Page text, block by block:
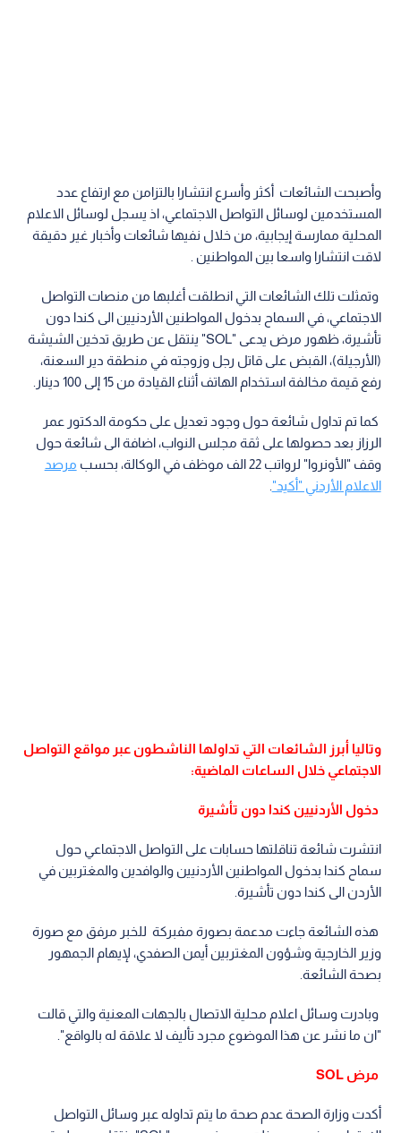
وأصبحت الشائعات أكثر وأسرع انتشارا بالتزامن مع ارتفاع عدد
المستخدمين لوسائل التواصل الاجتماعي، اذ يسجل لوسائل الاعلام
المحلية ممارسة إيجابية، من خلال نفيها شائعات وأخبار غير دقيقة
لاقت انتشارا واسعا بين المواطنين .
وتمثلت تلك الشائعات التي انطلقت أغلبها من منصات التواصل
الاجتماعي، في السماح بدخول المواطنين الأردنيين الى كندا دون
تأشيرة، ظهور مرض يدعى "SOL" ينتقل عن طريق تدخين الشيشة
(الأرجيلة)، القبض على قاتل رجل وزوجته في منطقة دير السعنة،
رفع قيمة مخالفة استخدام الهاتف أثناء القيادة من 15 إلى 100 دينار.
كما تم تداول شائعة حول وجود تعديل على حكومة الدكتور عمر
الرزاز بعد حصولها على ثقة مجلس النواب، اضافة الى شائعة حول
وقف "الأونروا" لرواتب 22 الف موظف في الوكالة، بحسب
مرصد
الاعلام الأردني "أكيد"
وتاليا أبرز الشائعات التي تداولها الناشطون عبر مواقع التواصل
الاجتماعي خلال الساعات الماضية:
دخول الأردنيين كندا دون تأشيرة
انتشرت شائعة تناقلتها حسابات على التواصل الاجتماعي حول
سماح كندا بدخول المواطنين الأردنيين والوافدين والمغتربين في
الأردن الى كندا دون تأشيرة.
هذه الشائعة جاءت مدعمة بصورة مفبركة للخبر مرفق مع صورة
وزير الخارجية وشؤون المغتربين أيمن الصفدي، لإيهام الجمهور
بصحة الشائعة.
وبادرت وسائل اعلام محلية الاتصال بالجهات المعنية والتي قالت
"ان ما نشر عن هذا الموضوع مجرد تأليف لا علاقة له بالواقع".
مرض SOL
أكدت وزارة الصحة عدم صحة ما يتم تداوله عبر وسائل التواصل